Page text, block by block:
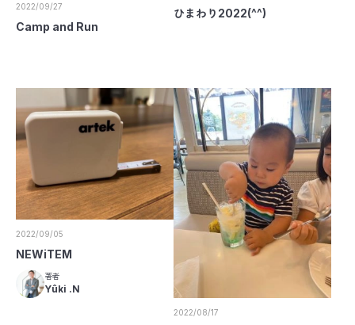
2022/09/27
Camp and Run
ひまわり2022(^^)
2022/09/05
NEWiTEM
著者
Yûki .N
2022/08/17